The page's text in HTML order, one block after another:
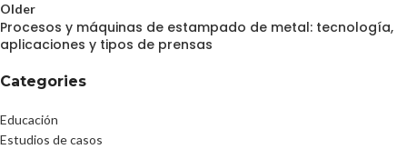
Older
Procesos y máquinas de estampado de metal: tecnología,
aplicaciones y tipos de prensas
Categories
Educación
Estudios de casos